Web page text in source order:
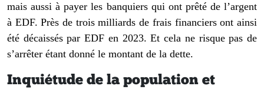
mais aussi à payer les banquiers qui ont prêté de l’argent
à EDF. Près de trois milliards de frais financiers ont ainsi
été décaissés par EDF en 2023. Et cela ne risque pas de
s’arrêter étant donné le montant de la dette.
Inquiétude de la population et